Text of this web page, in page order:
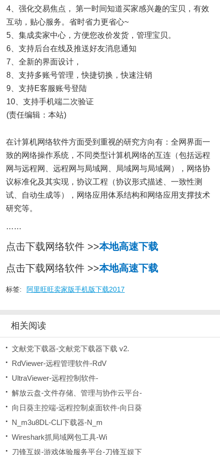
4、强化交易焦点， 第一时间知道买家感兴趣的宝贝，有效
互动，贴心服务。省时省力更省心~
5、集成卖家中心，方便您改价发货，管理宝贝。
6、支持后台在线及推送好友消息通知
7、全新的界面设计，
8、支持多账号管理，快捷切换，快速注销
9、支持E客服账号登陆
10、支持手机端二次验证
(责任编辑：本站)
在计算机网络软件方面受到重视的研究方向有：全网界面一
致的网络操作系统，不同类型计算机网络的互连（包括远程
网与远程网、远程网与局域网、局域网与局域网），网络协
议标准化及其实现，协议工程（协议形式描述、一致性测
试、自动生成等），网络应用体系结构和网络应用支撑技术
研究等。
……
点击下载网络软件 >>本地高速下载
点击下载网络软件 >>本地高速下载
标签: 阿里旺旺卖家版手机版下载2017
相关阅读
文献党下载器-文献党下载器下载 v2.
RdViewer-远程管理软件-RdV
UltraViewer-远程控制软件-
解放云盘-文件存储、管理与协作云平台-
向日葵主控端-远程控制桌面软件-向日葵
N_m3u8DL-CLI下载器-N_m
Wireshark抓局域网包工具-Wi
刀锋互娱-游戏体验服务平台-刀锋互娱下